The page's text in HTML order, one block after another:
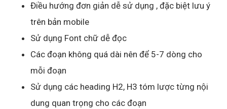
Điều hướng đơn giản dễ sử dụng , đặc biệt lưu ý
trên bản mobile
Sử dụng Font chữ dễ đọc
Các đoạn không quá dài nên để 5-7 dòng cho
mỗi đoạn
Sử dụng các heading H2, H3 tóm lược từng nội
dung quan trọng cho các đoạn